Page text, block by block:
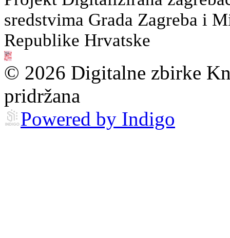
sredstvima Grada Zagreba i
Republike Hrvatske
© 2026 Digitalne zbirke
pridržana
Powered by Indigo